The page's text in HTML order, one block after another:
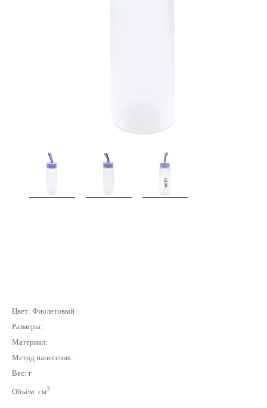
Цвет: Фиолетовый
Размеры:
Материал:
Метод нанесения:
Вес: г
Объём: см3